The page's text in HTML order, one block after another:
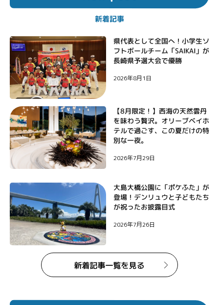
ビ
ー
シ
ョ
ン
新着記事
県代表として全国へ！小学生ソ
フトボールチーム「SAIKAI」が
長崎県予選大会で優勝
2026年8月1日
【8月限定！】西海の天然雲丹
を味わう贅沢。オリーブベイホ
テルで過ごす、この夏だけの特
別な一夜。
2026年7月29日
大島大橋公園に「ポケふた」が
登場！デンリュウと子どもたち
が祝ったお披露目式
2026年7月26日